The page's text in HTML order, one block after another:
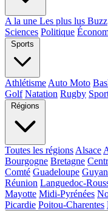
A la une Les plus lus Buzz
Sciences Politique
Sports
Athlétisme Auto Moto
Golf Natation Rugby
Régions
Toutes les régions Alsace
Bourgogne Bretagne
Comté Guadeloupe
Réunion Languedoc-
Mayotte Midi-Pyrénées
Picardie Poitou-Charentes